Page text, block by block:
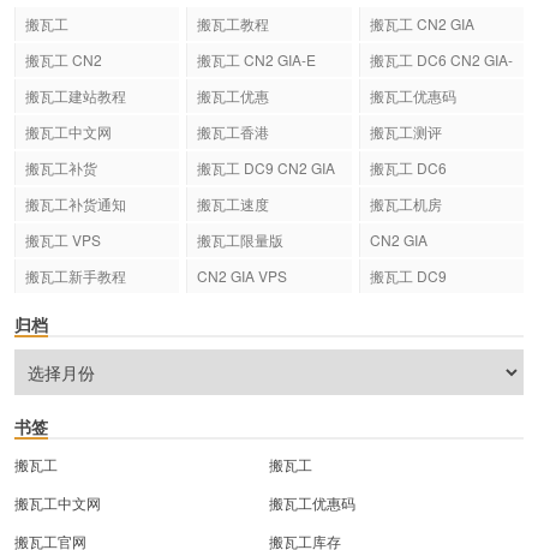
搬瓦工 搬瓦工教程
搬瓦工 CN2 GIA
搬瓦工 CN2
搬瓦工 CN2 GIA-E
搬瓦工 DC6 CN2 GIA-
搬瓦工建站教程 搬瓦工优惠
搬瓦工优惠码
搬瓦工中文网
搬瓦工香港
搬瓦工测评
搬瓦工补货
搬瓦工 DC9 CN2 GIA
搬瓦工 DC6
搬瓦工补货通知
搬瓦工速度
搬瓦工机房
搬瓦工 VPS
搬瓦工限量版
CN2 GIA
搬瓦工新手教程
CN2 GIA VPS 搬瓦工 DC9
归档
书签
搬瓦工
搬瓦工
搬瓦工中文网
搬瓦工优惠码
搬瓦工官网
搬瓦工库存